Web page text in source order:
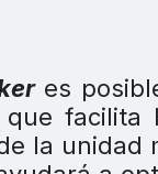
es
facilita
la unidad